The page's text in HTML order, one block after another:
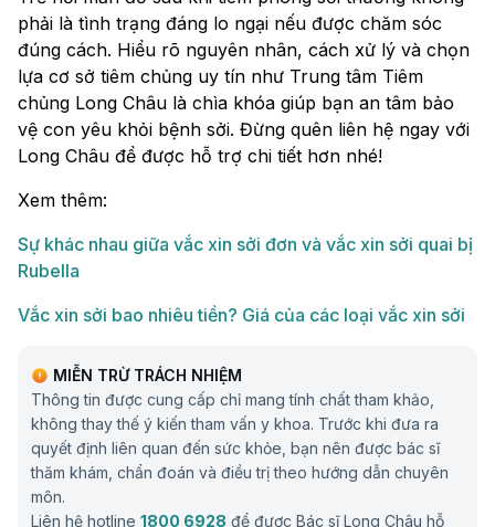
phải là tình trạng đáng lo ngại nếu được chăm sóc
đúng cách. Hiểu rõ nguyên nhân, cách xử lý và chọn
lựa cơ sở tiêm chủng uy tín như Trung tâm Tiêm
chủng Long Châu là chìa khóa giúp bạn an tâm bảo
vệ con yêu khỏi bệnh sởi. Đừng quên liên hệ ngay với
Long Châu để được hỗ trợ chi tiết hơn nhé!
Xem thêm:
Sự khác nhau giữa vắc xin sởi đơn và vắc xin sởi quai bị
Rubella
Vắc xin sởi bao nhiêu tiền? Giá của các loại vắc xin sởi
MIỄN TRỪ TRÁCH NHIỆM
Thông tin được cung cấp chỉ mang tính chất tham khảo,
không thay thế ý kiến tham vấn y khoa. Trước khi đưa ra
quyết định liên quan đến sức khỏe, bạn nên được bác sĩ
thăm khám, chẩn đoán và điều trị theo hướng dẫn chuyên
môn.
Liên hệ hotline 1800 6928 để được Bác sĩ Long Châu hỗ